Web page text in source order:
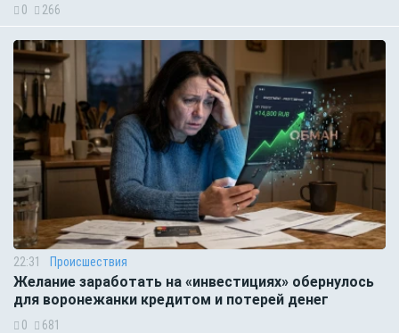
0 266
22:31 Происшествия
Желание заработать на «инвестициях» обернулось
для воронежанки кредитом и потерей денег
0 681